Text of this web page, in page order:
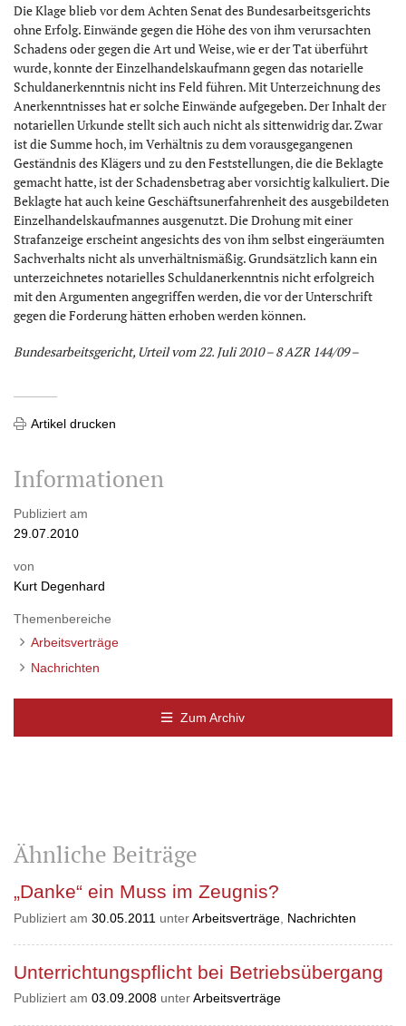
Die Klage blieb vor dem Achten Senat des Bundesarbeitsgerichts
ohne Erfolg. Einwände gegen die Höhe des von ihm verursachten
Schadens oder gegen die Art und Weise, wie er der Tat überführt
wurde, konnte der Einzelhandelskaufmann gegen das notarielle
Schuldanerkenntnis nicht ins Feld führen. Mit Unterzeichnung des
Anerkenntnisses hat er solche Einwände aufgegeben. Der Inhalt der
notariellen Urkunde stellt sich auch nicht als sittenwidrig dar. Zwar
ist die Summe hoch, im Verhältnis zu dem vorausgegangenen
Geständnis des Klägers und zu den Feststellungen, die die Beklagte
gemacht hatte, ist der Schadensbetrag aber vorsichtig kalkuliert. Die
Beklagte hat auch keine Geschäftsunerfahrenheit des ausgebildeten
Einzelhandelskaufmannes ausgenutzt. Die Drohung mit einer
Strafanzeige erscheint angesichts des von ihm selbst eingeräumten
Sachverhalts nicht als unverhältnismäßig. Grundsätzlich kann ein
unterzeichnetes notarielles Schuldanerkenntnis nicht erfolgreich
mit den Argumenten angegriffen werden, die vor der Unterschrift
gegen die Forderung hätten erhoben werden können.
Bundesarbeitsgericht, Urteil vom 22. Juli 2010 – 8 AZR 144/09 –
Artikel drucken
Informationen
Publiziert am
29.07.2010
von
Kurt Degenhard
Themenbereiche
Arbeitsverträge
Nachrichten
Zum Archiv
Ähnliche Beiträge
„Danke“ ein Muss im Zeugnis?
Publiziert am 30.05.2011 unterArbeitsverträge Nachrichten
Unterrichtungspflicht bei Betriebsübergang
Publiziert am 03.09.2008 unterArbeitsverträge